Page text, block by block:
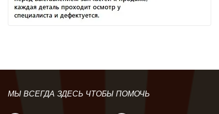
МЫ ВСЕГДА ЗДЕСЬ ЧТОБЫ ПОМОЧЬ